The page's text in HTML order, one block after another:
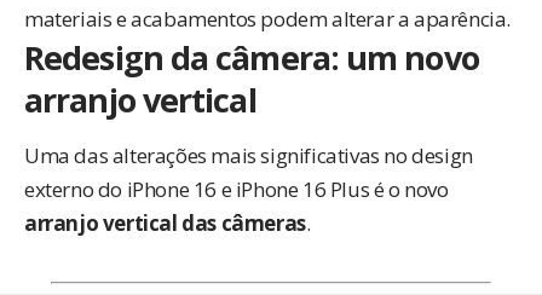
materiais e acabamentos podem alterar a aparência.
Redesign da câmera: um novo
arranjo vertical
Uma das alterações mais significativas no design
externo do iPhone 16 e iPhone 16 Plus é o novo
arranjo vertical das câmeras.